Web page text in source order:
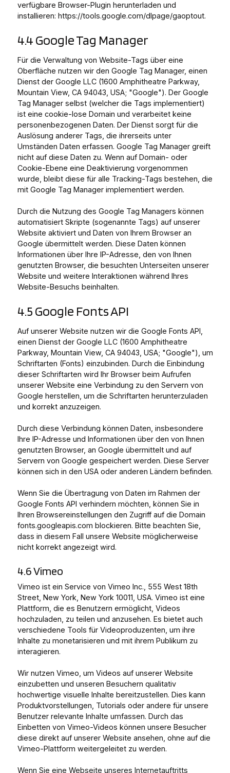
verfügbare Browser-Plugin herunterladen und
installieren: https://tools.google.com/dlpage/gaoptout.
4.4 Google Tag Manager
Für die Verwaltung von Website-Tags über eine
Oberfläche nutzen wir den Google Tag Manager, einen
Dienst der Google LLC (1600 Amphitheatre Parkway,
Mountain View, CA 94043, USA; "Google"). Der Google
Tag Manager selbst (welcher die Tags implementiert)
ist eine cookie-lose Domain und verarbeitet keine
personenbezogenen Daten. Der Dienst sorgt für die
Auslösung anderer Tags, die ihrerseits unter
Umständen Daten erfassen. Google Tag Manager greift
nicht auf diese Daten zu. Wenn auf Domain- oder
Cookie-Ebene eine Deaktivierung vorgenommen
wurde, bleibt diese für alle Tracking-Tags bestehen, die
mit Google Tag Manager implementiert werden.
Durch die Nutzung des Google Tag Managers können
automatisiert Skripte (sogenannte Tags) auf unserer
Website aktiviert und Daten von Ihrem Browser an
Google übermittelt werden. Diese Daten können
Informationen über Ihre IP-Adresse, den von Ihnen
genutzten Browser, die besuchten Unterseiten unserer
Website und weitere Interaktionen während Ihres
Website-Besuchs beinhalten.
4.5 Google Fonts API
Auf unserer Website nutzen wir die Google Fonts API,
einen Dienst der Google LLC (1600 Amphitheatre
Parkway, Mountain View, CA 94043, USA; "Google"), um
Schriftarten (Fonts) einzubinden. Durch die Einbindung
dieser Schriftarten wird Ihr Browser beim Aufrufen
unserer Website eine Verbindung zu den Servern von
Google herstellen, um die Schriftarten herunterzuladen
und korrekt anzuzeigen.
Durch diese Verbindung können Daten, insbesondere
Ihre IP-Adresse und Informationen über den von Ihnen
genutzten Browser, an Google übermittelt und auf
Servern von Google gespeichert werden. Diese Server
können sich in den USA oder anderen Ländern befinden.
Wenn Sie die Übertragung von Daten im Rahmen der
Google Fonts API verhindern möchten, können Sie in
Ihren Browsereinstellungen den Zugriff auf die Domain
fonts.googleapis.com blockieren. Bitte beachten Sie,
dass in diesem Fall unsere Website möglicherweise
nicht korrekt angezeigt wird.
4.6 Vimeo
Vimeo ist ein Service von Vimeo Inc., 555 West 18th
Street, New York, New York 10011, USA. Vimeo ist eine
Plattform, die es Benutzern ermöglicht, Videos
hochzuladen, zu teilen und anzusehen. Es bietet auch
verschiedene Tools für Videoproduzenten, um ihre
Inhalte zu monetarisieren und mit ihrem Publikum zu
interagieren.
Wir nutzen Vimeo, um Videos auf unserer Website
einzubetten und unseren Besuchern qualitativ
hochwertige visuelle Inhalte bereitzustellen. Dies kann
Produktvorstellungen, Tutorials oder andere für unsere
Benutzer relevante Inhalte umfassen. Durch das
Einbetten von Vimeo-Videos können unsere Besucher
diese direkt auf unserer Website ansehen, ohne auf die
Vimeo-Plattform weitergeleitet zu werden.
Wenn Sie eine Webseite unseres Internetauftritts